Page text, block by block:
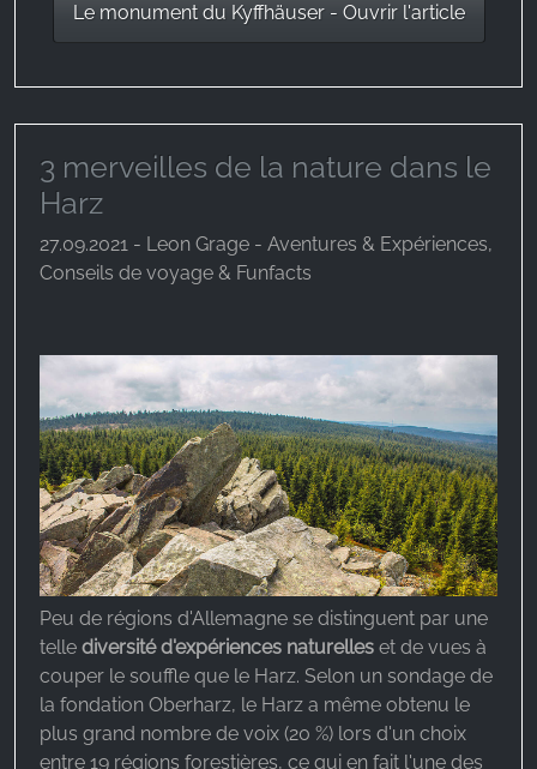
Le monument du Kyffhäuser - Ouvrir l'article
3 merveilles de la nature dans le
Harz
27.09.2021 - Leon Grage - Aventures & Expériences,
Conseils de voyage & Funfacts
Peu de régions d'Allemagne se distinguent par une
telle diversité d'expériences naturelles et de vues à
couper le souffle que le Harz. Selon un sondage de
la fondation Oberharz, le Harz a même obtenu le
plus grand nombre de voix (20 %) lors d'un choix
entre 19 régions forestières, ce qui en fait l'une des